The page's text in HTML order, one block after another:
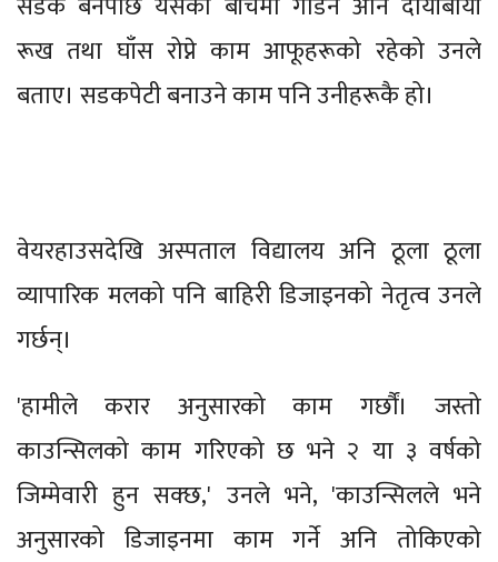
रूख तथा घाँस रोप्ने काम आफूहरूको रहेको उनले
बताए। सडकपेटी बनाउने काम पनि उनीहरूकै हो।
वेयरहाउसदेखि अस्पताल विद्यालय अनि ठूला ठूला
व्यापारिक मलको पनि बाहिरी डिजाइनको नेतृत्व उनले
गर्छन्।
'हामीले करार अनुसारको काम गर्छौं। जस्तो
काउन्सिलको काम गरिएको छ भने २ या ३ वर्षको
जिम्मेवारी हुन सक्छ,' उनले भने, 'काउन्सिलले भने
अनुसारको डिजाइनमा काम गर्ने अनि तोकिएको